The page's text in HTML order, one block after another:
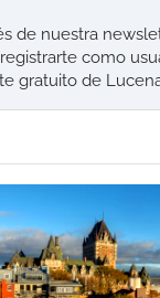
de nuestra
como
gratuito de